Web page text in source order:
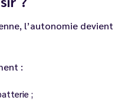
l’autonomie devient
:
;